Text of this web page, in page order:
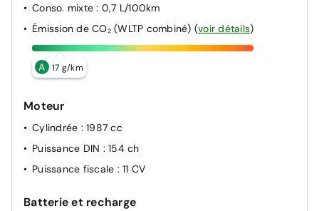
Conso. mixte: 0,7 L/100km
Émission de CO₂ (WLTP combiné) (voir détails)
A 17 g/km
Moteur
Cylindrée : 1987 cc
Puissance DIN : 154 ch
Puissance fiscale : 11 CV
Batterie et recharge